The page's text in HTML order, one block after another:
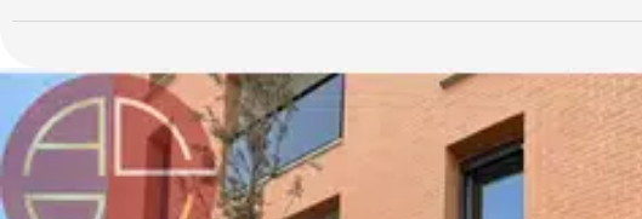
désormais votre contact privilégié pour le suivi de votre bien et reste à